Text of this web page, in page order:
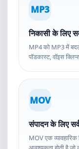
MP3
निकासी के लिए
MP4 को MP3 में
पॉडकास्ट, वॉइस
MOV
संपादन के लिए
MOV एक